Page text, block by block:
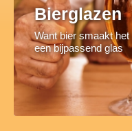
Bierglazen
Want bier smaakt het
een bijpassend glas